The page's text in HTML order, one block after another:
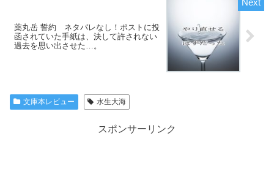
薬丸岳 誓約 ネタバレなし！ポストに投
函されていた手紙は、決して許されない
過去を思い出させた…。
文庫本レビュー 水生大海
スポンサーリンク